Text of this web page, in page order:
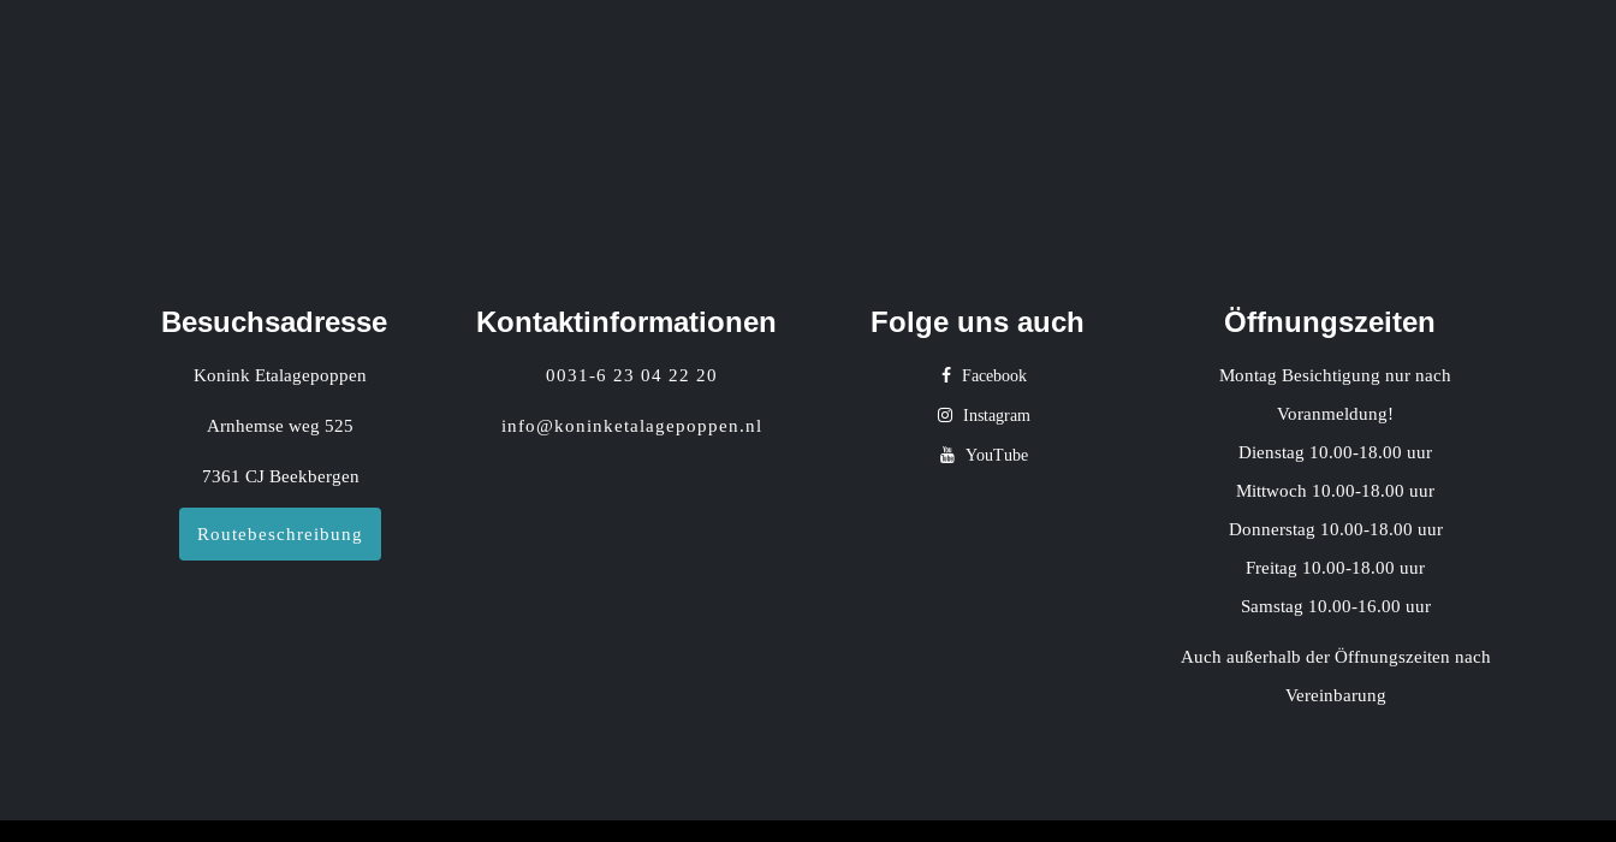
Besuchsadresse
Konink Etalagepoppen
Arnhemse weg 525
7361 CJ Beekbergen
Routebeschreibung
Kontaktinformationen
0031-6 23 04 22 20
info@koninketalagepoppen.nl
Folge uns auch
Facebook
Instagram
YouTube
Öffnungszeiten
Montag Besichtigung nur nach
Voranmeldung!
Dienstag 10.00-18.00 uur
Mittwoch 10.00-18.00 uur
Donnerstag 10.00-18.00 uur
Freitag 10.00-18.00 uur
Samstag 10.00-16.00 uur
Auch außerhalb der Öffnungszeiten nach
Vereinbarung